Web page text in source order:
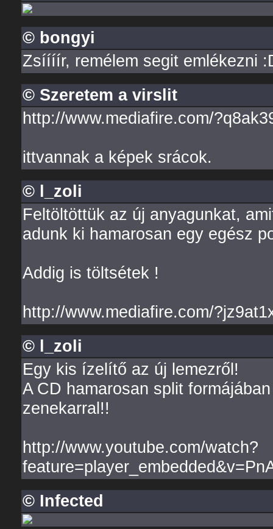
© bongyi
Zsíííír, remélem segit emlékezni
© Szeretem a virslit
http://www.mediafire.com/
ittvannak a képek srácok.
© l_zoli
Feltöltöttük az új anyagunkat,
adunk ki hamarosan egy egész
Addig is töltsétek !
http://www.mediafire.com/
© l_zoli
Egy kis ízelítő az új lemezről!
A CD hamarosan split
zenekarral!!
http://www.youtube.com/watch?
© Infected